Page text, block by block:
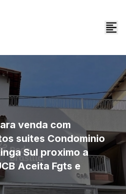
venda com
suites Condominio
Sul proximo a
Aceita Fgts e